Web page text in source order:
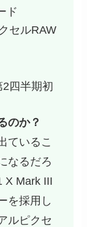
ド
セルRAW
四半期初
のか？
ているこ
なるだろ
X Mark III
を採用し
ルピクセ